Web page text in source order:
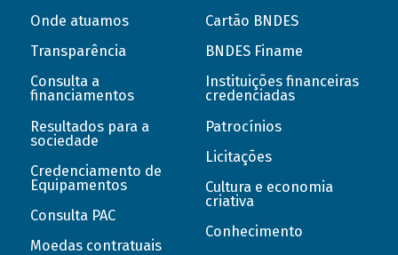
Onde atuamos
Transparência
Consulta a
financiamentos
Resultados para a
sociedade
Credenciamento de
Equipamentos
Consulta PAC
Moedas contratuais
Cartão BNDES
BNDES Finame
Instituições financeiras
credenciadas
Patrocínios
Licitações
Cultura e economia
criativa
Conhecimento